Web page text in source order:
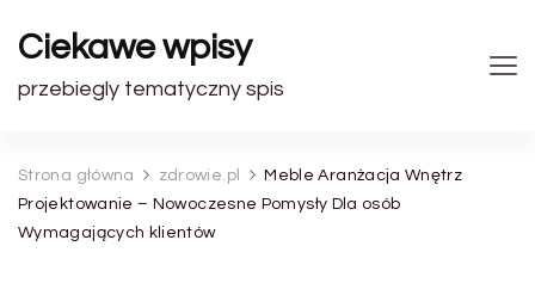
Ciekawe wpisy
przebiegly tematyczny spis
Strona główna zdrowie.pl
Meble Aranżacja Wnętrz
Projektowanie – Nowoczesne Pomysły Dla osób
Wymagających klientów